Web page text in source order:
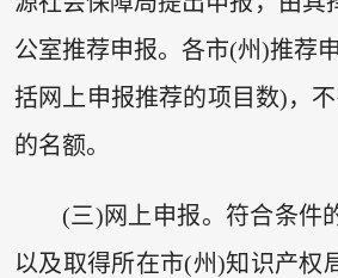
公室推荐申报。各市(州)推荐
括网上申报推荐的项目数)，
的名额。
(三)网上申报。符合条件
以及取得所在市(州)知识产权